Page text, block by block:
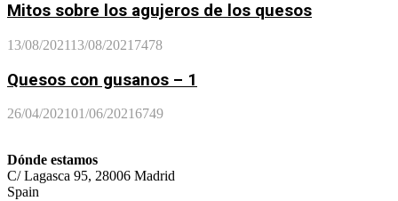
Mitos sobre los agujeros de los quesos
13/08/202113/08/2021 7478
Quesos con gusanos – 1
26/04/202101/06/20216749
Dónde estamos
C/ Lagasca 95, 28006 Madrid
Spain